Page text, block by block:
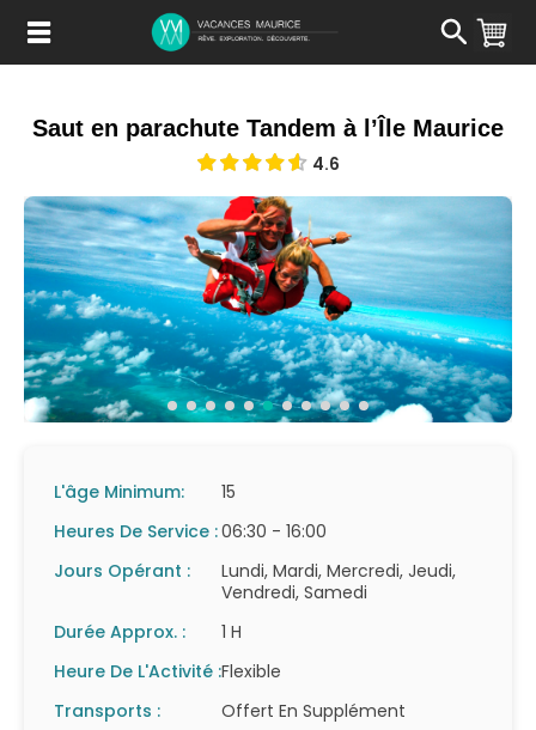
Contenu
Saut en parachute Tandem à l’Île Maurice
4.6
L'âge Minimum:
15
Heures De Service :06:30 - 16:00
Jours Opérant :
Lundi, Mardi, Mercredi, Jeudi,
Vendredi, Samedi
Durée Approx. :
1 H
Heure De L'Activité :Flexible
Transports :
Offert En Supplément